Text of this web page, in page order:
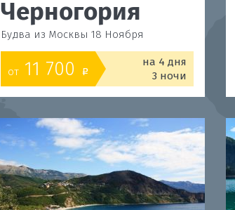
Черногория
Будва из Москвы 18 Ноября
от 11 700 o
на 4 дня
3 ночи